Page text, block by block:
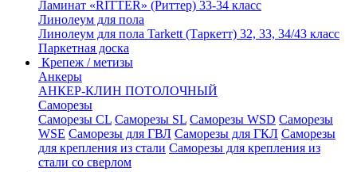
Ламинат «RITTER» (Риттер) 33-34 класс
Линолеум для пола
Линолеум для пола Tarkett (Таркетт) 32, 33, 34/43 класс
Паркетная доска
Крепеж / метизы
Анкеры
АНКЕР-КЛИН ПОТОЛОЧНЫЙ
Саморезы
Саморезы CL Саморезы SL Саморезы WSD Саморезы
WSE Саморезы для ГВЛ Саморезы для ГКЛ Саморезы
для крепления из стали Саморезы для крепления из
стали со сверлом